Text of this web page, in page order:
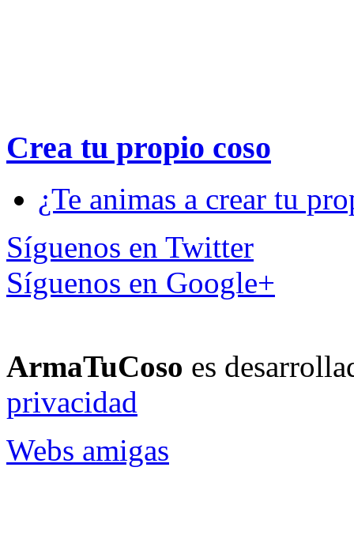
Crea tu propio coso
¿Te animas a crear tu
Síguenos en Twitter
Síguenos en Google+
ArmaTuCoso es
privacidad
Webs amigas